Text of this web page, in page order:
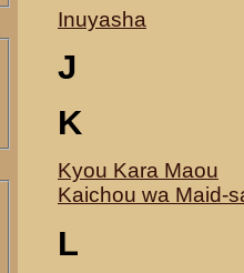
Inuyasha
J
K
Kyou Kara Maou
Kaichou wa Maid-
L